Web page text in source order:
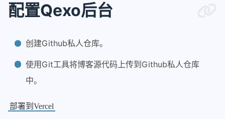
配置Qexo后台
创建Github私人仓库。
使用Git工具将博客源代码上传到Github私人仓库
中。
部署到Vercel